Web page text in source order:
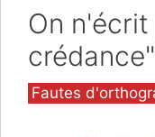
On
Catégories
Fautes